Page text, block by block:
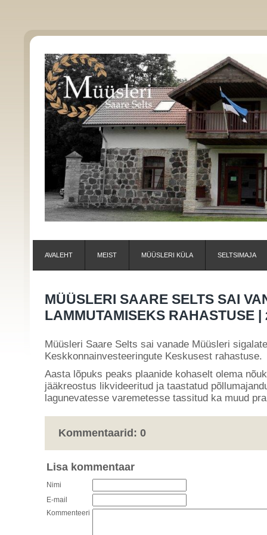
AVALEHT MEIST MÜÜSLERI KÜLA SELTSIMAJA
MÜÜSLERI SAARE SELTS SAI
LAMMUTAMISEKS RAHASTUSE |
Müüsleri Saare Selts sai vanade Müüsleri
Keskkonnainvesteeringute Keskusest rahastuse.
Aasta lõpuks peaks plaanide kohaselt olema
jääkreostus likvideeritud ja taastatud
lagunevatesse varemetesse tassitud ka muud
Kommentaarid: 0
Lisa kommentaar
Nimi
E-mail
Kommenteeri